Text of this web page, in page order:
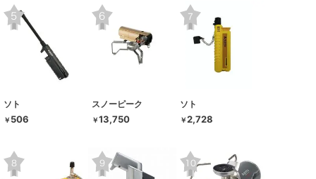
ソト
￥ 506
スノーピーク
￥13,750
ソト
￥2,728